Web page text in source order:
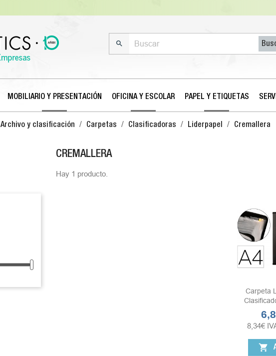

MOBILIARIO Y PRESENTACIÓN OFICINA Y ESCOLAR PAPEL Y ETIQUETAS
Archivo y clasificación Carpetas Clasificadoras Liderpapel Cremallera
CREMALLERA
Hay 1 producto.
Carpeta
8,34€
shopping_cart